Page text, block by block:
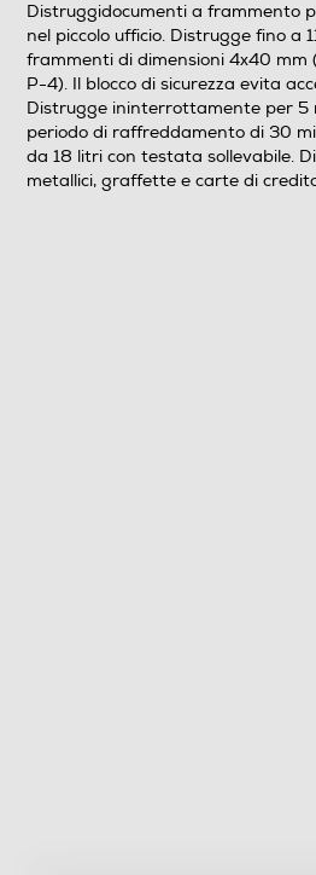
Distruggidocumenti a frammento
nel piccolo ufficio. Distrugge fino a
frammenti di dimensioni 4x40 mm
P-4). Il blocco di sicurezza evita
Distrugge ininterrottamente per 5
periodo di raffreddamento di 30
da 18 litri con testata sollevabile.
metallici, graffette e carte di